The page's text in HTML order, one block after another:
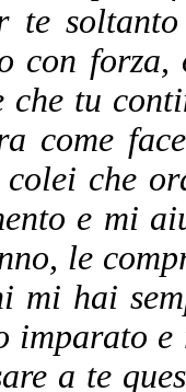
te
con
che tu
come
che
e mi
le
mi hai
imparato
a te